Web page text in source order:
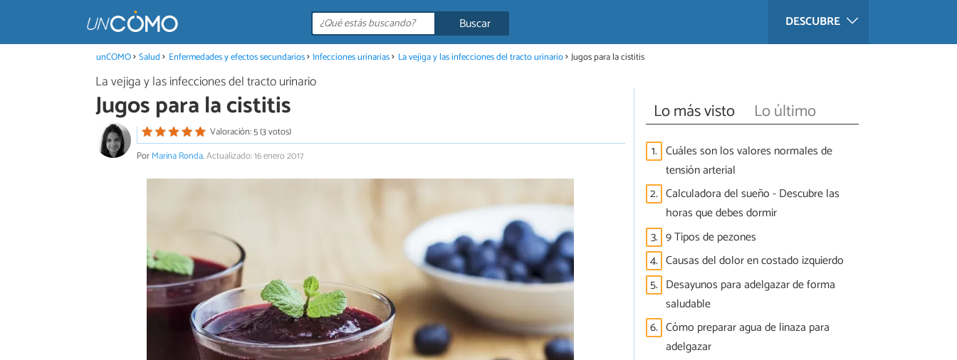
DESCUBRE
Buscar
unCOMO Salud Enfermedades y efectos secundarios Infecciones urinarias La vejiga y las infecciones del tracto urinario Jugos para la cistitis
La vejiga y las infecciones del tracto urinario
Jugos para la cistitis
Valoración: 5 (3 votos)
PorMarina Ronda.Actualizado: 16 enero 2017
Lo más visto Lo último
1. Cuáles son los valores normales de
tensión arterial
2. Calculadora del sueño - Descubre las
horas que debes dormir
3. 9 Tipos de pezones
4. Causas del dolor en costado izquierdo
5. Desayunos para adelgazar de forma
saludable
6. Cómo preparar agua de linaza para
adelgazar